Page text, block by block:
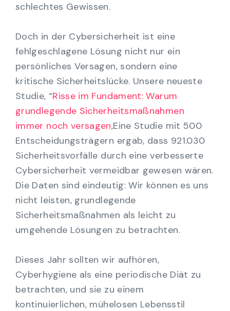
schlechtes Gewissen.
Doch in der Cybersicherheit ist eine
fehlgeschlagene Lösung nicht nur ein
persönliches Versagen, sondern eine
kritische Sicherheitslücke. Unsere neueste
Studie, “Risse im Fundament: Warum
grundlegende Sicherheitsmaßnahmen
immer noch versagen,Eine Studie mit 500
Entscheidungsträgern ergab, dass 921.030
Sicherheitsvorfälle durch eine verbesserte
Cybersicherheit vermeidbar gewesen wären.
Die Daten sind eindeutig: Wir können es uns
nicht leisten, grundlegende
Sicherheitsmaßnahmen als leicht zu
umgehende Lösungen zu betrachten.
Dieses Jahr sollten wir aufhören,
Cyberhygiene als eine periodische Diät zu
betrachten, und sie zu einem
kontinuierlichen, mühelosen Lebensstil